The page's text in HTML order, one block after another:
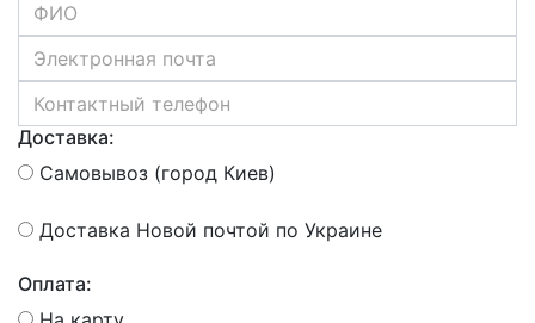
Доставка:
Самовывоз (город Киев)
Доставка Новой почтой по Украине
Оплата: